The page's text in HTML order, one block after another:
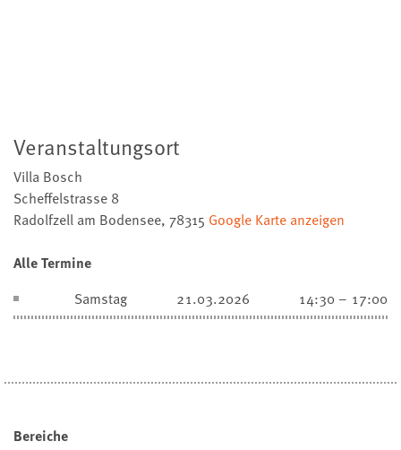
Veranstaltungsort
Villa Bosch
Scheffelstrasse 8
Radolfzell am Bodensee, 78315 Google Karte anzeigen
Alle Termine
Samstag
21.03.2026 14:30 – 17:00
Bereiche